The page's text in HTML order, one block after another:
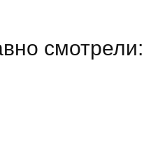
смотрели: